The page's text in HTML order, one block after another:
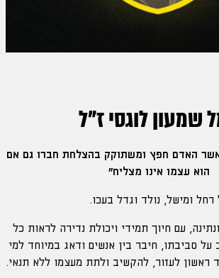
שמעון לוגסי ז"ל
האדם חפץ ומשתוקק בהצלחת חברו גם אם
הוא עצמו אינו מצליח"
עם חיוך תמידי ויכולת נדירה לראות כל
סביבתו, חיבר בין אנשים ודאג במיוחד למי
ראשון לעזור, להקשיב ולתת מעצמו ללא תנאי.